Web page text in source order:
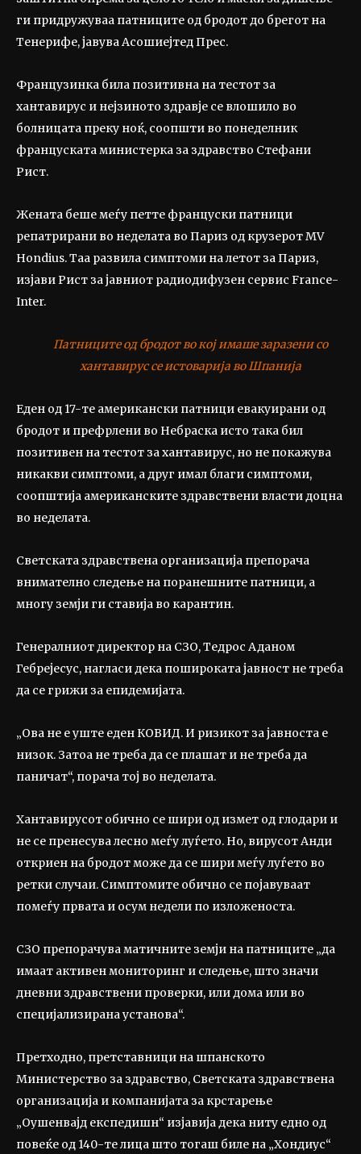
ги придружуваа патниците од бродот до брегот на
Тенерифе, јавува Асошиејтед Прес.
Французинка била позитивна на тестот за
хантавирус и нејзиното здравје се влошило во
болницата преку ноќ, соопшти во понеделник
француската министерка за здравство Стефани
Рист.
Жената беше меѓу петте француски патници
репатрирани во неделата во Париз од крузерот MV
Hondius. Таа развила симптоми на летот за Париз,
изјави Рист за јавниот радиодифузен сервис France-
Inter.
Патниците од бродот во кој имаше заразени со
хантавирус се истоварија во Шпанија
Еден од 17-те американски патници евакуирани од
бродот и префрлени во Небраска исто така бил
позитивен на тестот за хантавирус, но не покажува
никакви симптоми, а друг имал благи симптоми,
соопштија американските здравствени власти доцна
во неделата.
Светската здравствена организација препорача
внимателно следење на поранешните патници, а
многу земји ги ставија во карантин.
Генералниот директор на СЗО, Тедрос Аданом
Гебрејесус, нагласи дека пошироката јавност не треба
да се грижи за епидемијата.
„Ова не е уште еден КОВИД. И ризикот за јавноста е
низок. Затоа не треба да се плашат и не треба да
паничат“, порача тој во неделата.
Хантавирусот обично се шири од измет од глодари и
не се пренесува лесно меѓу луѓето. Но, вирусот Анди
откриен на бродот може да се шири меѓу луѓето во
ретки случаи. Симптомите обично се појавуваат
помеѓу првата и осум недели по изложеноста.
СЗО препорачува матичните земји на патниците „да
имаат активен мониторинг и следење, што значи
дневни здравствени проверки, или дома или во
специјализирана установа“.
Претходно, претставници на шпанското
Министерство за здравство, Светската здравствена
организација и компанијата за крстарење
„Оушенвајд експедишн“ изјавија дека ниту едно од
повеќе од 140-те лица што тогаш биле на „Хондиус“